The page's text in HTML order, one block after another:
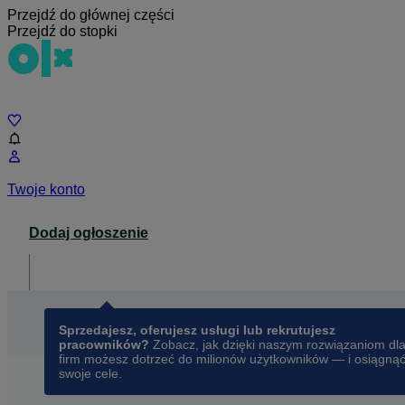
Przejdź do głównej części
Przejdź do stopki
Twoje konto
Dodaj ogłoszenie
Sprzedajesz, oferujesz usługi lub rekrutujesz
pracowników? Zobacz, jak dzięki naszym rozwiązaniom dla
firm możesz dotrzeć do milionów użytkowników — i osiągnąć
swoje cele.